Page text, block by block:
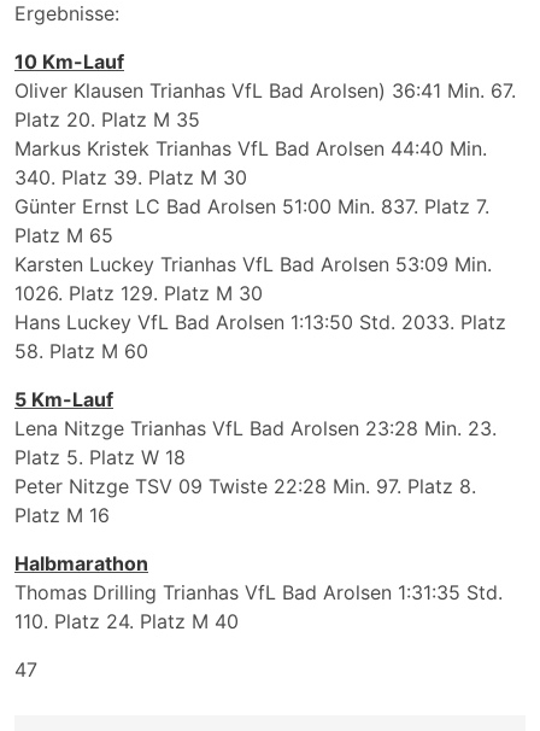
Ergebnisse:
10 Km-Lauf
Oliver Klausen Trianhas VfL Bad Arolsen) 36:41 Min. 67.
Platz 20. Platz M 35
Markus Kristek Trianhas VfL Bad Arolsen 44:40 Min.
340. Platz 39. Platz M 30
Günter Ernst LC Bad Arolsen 51:00 Min. 837. Platz 7.
Platz M 65
Karsten Luckey Trianhas VfL Bad Arolsen 53:09 Min.
1026. Platz 129. Platz M 30
Hans Luckey VfL Bad Arolsen 1:13:50 Std. 2033. Platz
58. Platz M 60
5 Km-Lauf
Lena Nitzge Trianhas VfL Bad Arolsen 23:28 Min. 23.
Platz 5. Platz W 18
Peter Nitzge TSV 09 Twiste 22:28 Min. 97. Platz 8.
Platz M 16
Halbmarathon
Thomas Drilling Trianhas VfL Bad Arolsen 1:31:35 Std.
110. Platz 24. Platz M 40
47